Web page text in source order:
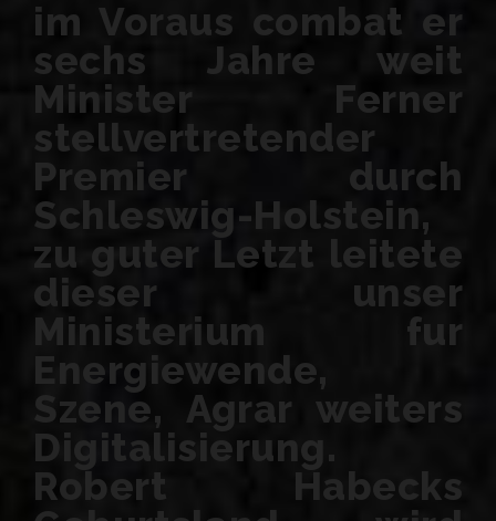
im Voraus combat er
sechs Jahre weit
Minister Ferner
stellvertretender
Premier durch
Schleswig-Holstein,
zu guter Letzt leitete
dieser unser
Ministerium fur
Energiewende,
Szene, Agrar weiters
Digitalisierung.
Robert Habecks